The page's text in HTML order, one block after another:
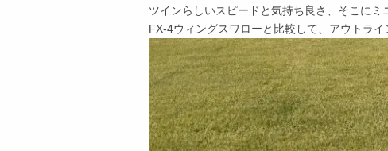
ツインらしいスピードと気持ち良さ、そこにミ
FX-4ウィングスワローと比較して、アウトライ